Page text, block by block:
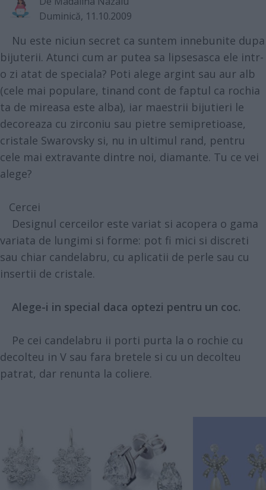
Duminică, 11.10.2009
Nu este niciun secret ca suntem innebunite dupa
bijuterii. Atunci cum ar putea sa lipsesasca ele intr-
o zi atat de speciala? Poti alege argint sau aur alb
(cele mai populare, tinand cont de faptul ca rochia
ta de mireasa este alba), iar maestrii bijutieri le
decoreaza cu zirconiu sau pietre semipretioase,
cristale Swarovsky si, nu in ultimul rand, pentru
cele mai extravante dintre noi, diamante. Tu ce vei
alege?
Cercei
Designul cerceilor este variat si acopera o gama
variata de lungimi si forme: pot fi mici si discreti
sau chiar candelabru, cu aplicatii de perle sau cu
insertii de cristale.
Alege-i in special daca optezi pentru un coc.
Pe cei candelabru ii porti purta la o rochie cu
decolteu in V sau fara bretele si cu un decolteu
patrat, dar renunta la coliere.